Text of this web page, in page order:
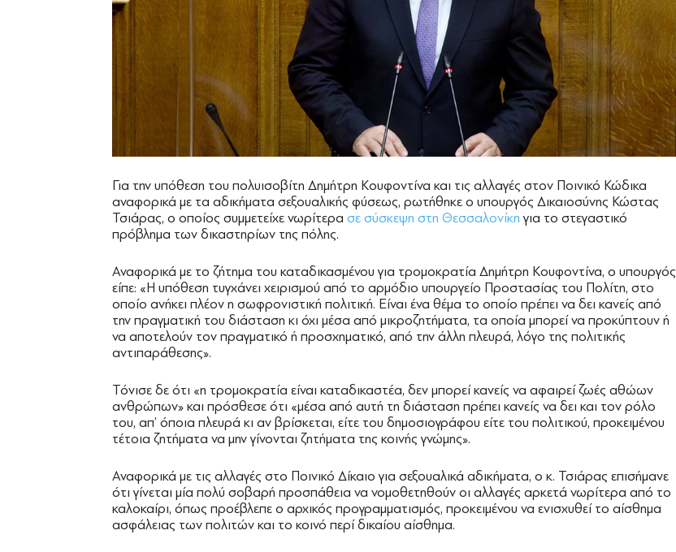
Για την υπόθεση του πολυισοβίτη Δημήτρη Κουφοντίνα και τις αλλαγές στον Ποινικό Κώδικα
αναφορικά με τα αδικήματα σεξουαλικής φύσεως, ρωτήθηκε ο υπουργός Δικαιοσύνης Κώστας
Τσιάρας, ο οποίος συμμετείχε νωρίτερα σε σύσκεψη στη Θεσσαλονίκη για το στεγαστικό
πρόβλημα των δικαστηρίων της πόλης.
Αναφορικά με το ζήτημα του καταδικασμένου για τρομοκρατία Δημήτρη Κουφοντίνα, ο υπουργός
είπε: «Η υπόθεση τυγχάνει χειρισμού από το αρμόδιο υπουργείο Προστασίας του Πολίτη, στο
οποίο ανήκει πλέον η σωφρονιστική πολιτική. Είναι ένα θέμα το οποίο πρέπει να δει κανείς από
την πραγματική του διάσταση κι όχι μέσα από μικροζητήματα, τα οποία μπορεί να προκύπτουν ή
να αποτελούν τον πραγματικό ή προσχηματικό, από την άλλη πλευρά, λόγο της πολιτικής
αντιπαράθεσης».
Τόνισε δε ότι «η τρομοκρατία είναι καταδικαστέα, δεν μπορεί κανείς να αφαιρεί ζωές αθώων
ανθρώπων» και πρόσθεσε ότι «μέσα από αυτή τη διάσταση πρέπει κανείς να δει και τον ρόλο
του, απ’ όποια πλευρά κι αν βρίσκεται, είτε του δημοσιογράφου είτε του πολιτικού, προκειμένου
τέτοια ζητήματα να μην γίνονται ζητήματα της κοινής γνώμης».
Αναφορικά με τις αλλαγές στο Ποινικό Δίκαιο για σεξουαλικά αδικήματα, ο κ. Τσιάρας επισήμανε
ότι γίνεται μία πολύ σοβαρή προσπάθεια να νομοθετηθούν οι αλλαγές αρκετά νωρίτερα από το
καλοκαίρι, όπως προέβλεπε ο αρχικός προγραμματισμός, προκειμένου να ενισχυθεί το αίσθημα
ασφάλειας των πολιτών και το κοινό περί δικαίου αίσθημα.